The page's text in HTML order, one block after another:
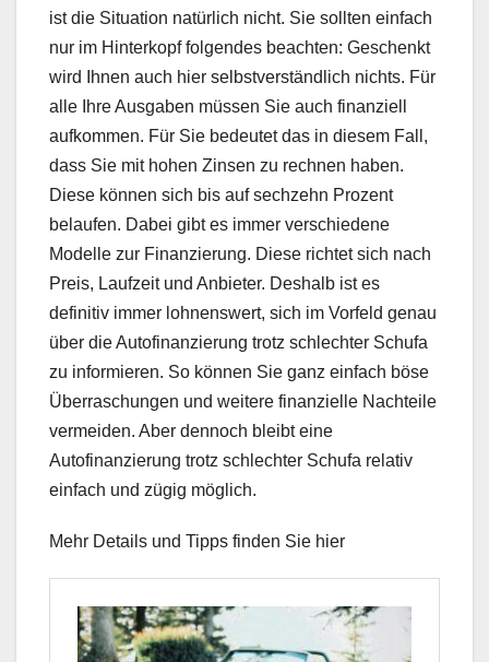
ist die Situation natürlich nicht. Sie sollten einfach
nur im Hinterkopf folgendes beachten: Geschenkt
wird Ihnen auch hier selbstverständlich nichts. Für
alle Ihre Ausgaben müssen Sie auch finanziell
aufkommen. Für Sie bedeutet das in diesem Fall,
dass Sie mit hohen Zinsen zu rechnen haben.
Diese können sich bis auf sechzehn Prozent
belaufen. Dabei gibt es immer verschiedene
Modelle zur Finanzierung. Diese richtet sich nach
Preis, Laufzeit und Anbieter. Deshalb ist es
definitiv immer lohnenswert, sich im Vorfeld genau
über die Autofinanzierung trotz schlechter Schufa
zu informieren. So können Sie ganz einfach böse
Überraschungen und weitere finanzielle Nachteile
vermeiden. Aber dennoch bleibt eine
Autofinanzierung trotz schlechter Schufa relativ
einfach und zügig möglich.
Mehr Details und Tipps finden Sie hier